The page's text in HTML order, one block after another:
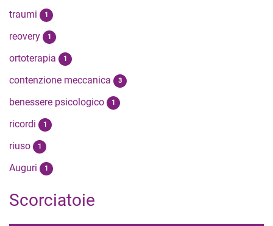
traumi 1
reovery 1
ortoterapia 1
contenzione meccanica 3
benessere psicologico 1
ricordi 1
riuso 1
Auguri 1
Scorciatoie